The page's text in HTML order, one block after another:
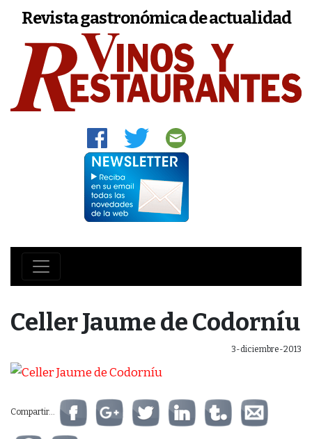
Revista gastronómica de actualidad
Celler Jaume de Codorníu
3-diciembre-2013
Compartir...